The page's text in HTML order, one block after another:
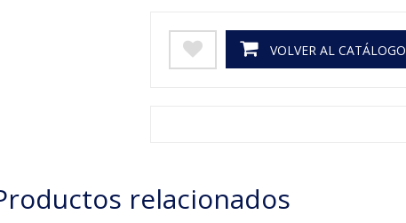
VOLVER AL CATÁLOGO
relacionados